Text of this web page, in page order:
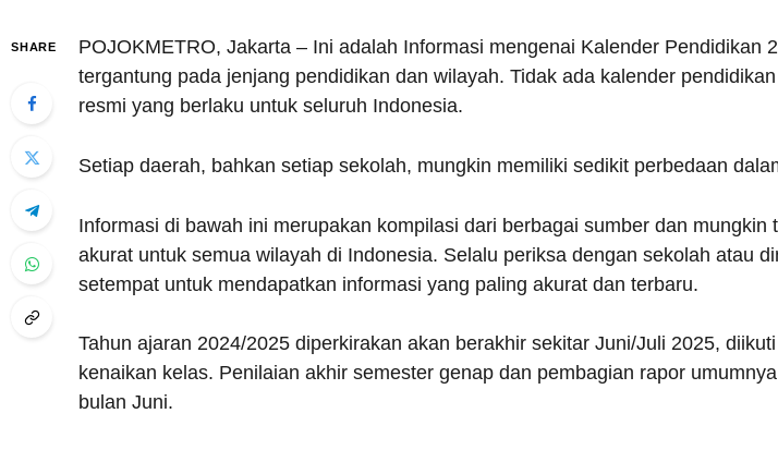
SHARE
POJOKMETRO, Jakarta – Ini adalah Informasi mengenai Kalender Pendidikan
tergantung pada jenjang pendidikan dan wilayah. Tidak ada kalender
resmi yang berlaku untuk seluruh Indonesia.
Setiap daerah, bahkan setiap sekolah, mungkin memiliki sedikit perbedaan
Informasi di bawah ini merupakan kompilasi dari berbagai sumber dan mungkin
akurat untuk semua wilayah di Indonesia. Selalu periksa dengan sekolah atau
setempat untuk mendapatkan informasi yang paling akurat dan terbaru.
Tahun ajaran 2024/2025 diperkirakan akan berakhir sekitar Juni/Juli 2025,
kenaikan kelas. Penilaian akhir semester genap dan pembagian rapor
bulan Juni.